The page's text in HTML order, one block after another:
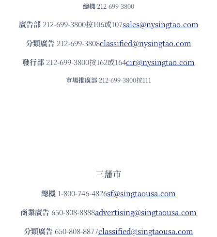
總機 212-699-3800
廣告部212-699-3800按106或107sales@nysingtao.com
分類廣告 212-699-3808classified@nysingtao.com
發⾏部 212-699-3800按162或164cir@nysingtao.com
市場推廣部 212-699-3800按111
三藩市
總機 1-800-746-4826sf@singtaousa.com
商業廣告 650-808-8888advertising@singtaousa.com
分類廣告 650-808-8877classified@singtaousa.com